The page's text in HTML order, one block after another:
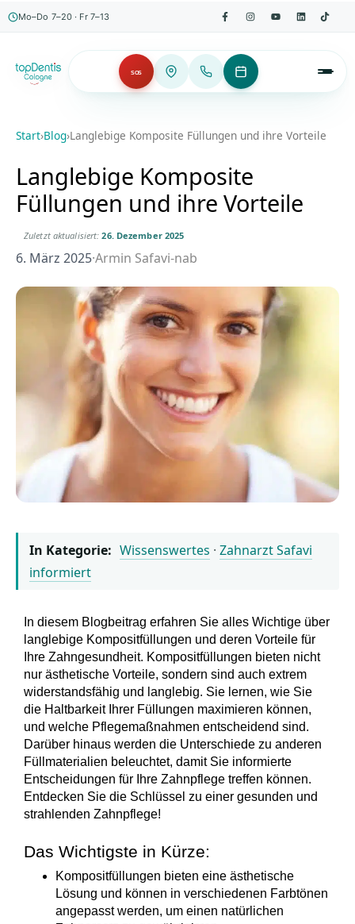
Mo–Do 7–20 · Fr 7–13
SOS
Start›Blog›Langlebige Komposite Füllungen und ihre Vorteile
Langlebige Komposite
Füllungen und ihre Vorteile
Zuletzt aktualisiert: 26. Dezember 2025
6. März 2025·Armin Safavi-nab
In Kategorie: Wissenswertes · Zahnarzt Safavi
informiert
In diesem Blogbeitrag erfahren Sie alles Wichtige über
langlebige Kompositfüllungen und deren Vorteile für
Ihre Zahngesundheit. Kompositfüllungen bieten nicht
nur ästhetische Vorteile, sondern sind auch extrem
widerstandsfähig und langlebig. Sie lernen, wie Sie
die Haltbarkeit Ihrer Füllungen maximieren können,
und welche Pflegemaßnahmen entscheidend sind.
Darüber hinaus werden die Unterschiede zu anderen
Füllmaterialien beleuchtet, damit Sie informierte
Entscheidungen für Ihre Zahnpflege treffen können.
Entdecken Sie die Schlüssel zu einer gesunden und
strahlenden Zahnpflege!
Das Wichtigste in Kürze:
Kompositfüllungen bieten eine ästhetische
Lösung und können in verschiedenen Farbtönen
angepasst werden, um einen natürlichen